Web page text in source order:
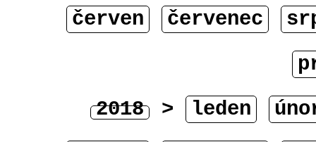
červen
červenec
2018 > leden